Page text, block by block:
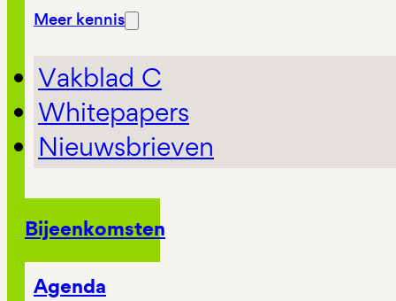
Meer kennis
Vakblad C
Whitepapers
Nieuwsbrieven
Bijeenkomsten
Agenda